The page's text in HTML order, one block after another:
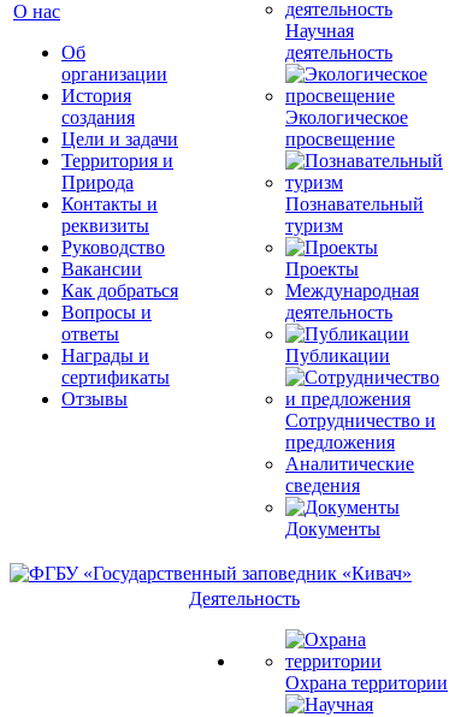
О нас
Об
организации
История
создания
Цели и задачи
Территория и
Природа
Контакты и
реквизиты
Руководство
Вакансии
Как добраться
Вопросы и
ответы
Награды и
сертификаты
Отзывы
Научная
деятельность
Экологическое
просвещение
Познавательный
туризм
Проекты
Международная
деятельность
Публикации
Сотрудничество и
предложения
Аналитические
сведения
Документы
Деятельность
Охрана территории